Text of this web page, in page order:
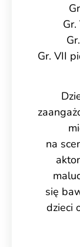
Gr. VII
na
się
dzieci